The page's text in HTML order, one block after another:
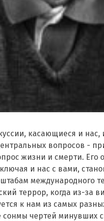
касающиеся и нас,
вопросов -
жизни и смерти. Его
и нас с вами,
международного
террор, когда из-за
к нам из самых
чертей минувших